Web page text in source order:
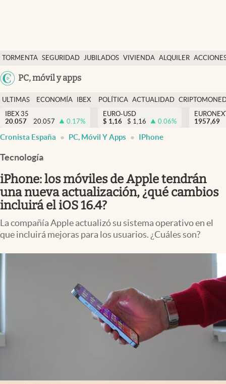
TORMENTA SEGURIDAD JUBILADOS VIVIENDA ALQUILER
USA
PC, móvil y apps
Economía y finanzas
Política
Actualidad
Criptomonedas
España
ULTIMAS
NOTICIAS
ECONOMÍA
FINANZAS
IBEX
EURO
POLÍTICA ACTUALIDAD
IBEX 35
20.057
20.057 0.17%
EURO-USD
$ 1,16 $ 1,16 0.06%
1957,69
Cronista España PC, Móvil Y Apps IPhone
Tecnología
iPhone: los móviles de Apple tendrán
una nueva actualización, ¿qué cambios
incluirá el iOS 16.4?
La compañía Apple actualizó su sistema operativo en el
que incluirá mejoras para los usuarios. ¿Cuáles son?